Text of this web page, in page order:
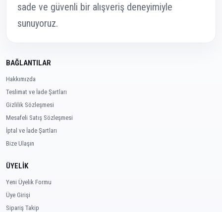
sade ve güvenli bir alışveriş deneyimiyle
sunuyoruz.
BAĞLANTILAR
Hakkımızda
Teslimat ve İade Şartları
Gizlilik Sözleşmesi
Mesafeli Satış Sözleşmesi
İptal ve İade Şartları
Bize Ulaşın
ÜYELİK
Yeni Üyelik Formu
Üye Girişi
Sipariş Takip